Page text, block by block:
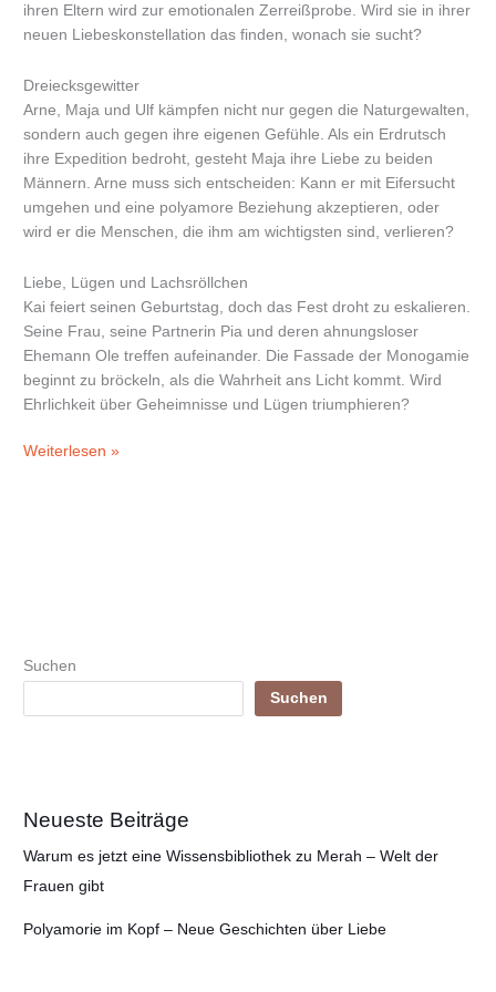
ihren Eltern wird zur emotionalen Zerreißprobe. Wird sie in ihrer
neuen Liebeskonstellation das finden, wonach sie sucht?
Dreiecksgewitter
Arne, Maja und Ulf kämpfen nicht nur gegen die Naturgewalten,
sondern auch gegen ihre eigenen Gefühle. Als ein Erdrutsch
ihre Expedition bedroht, gesteht Maja ihre Liebe zu beiden
Männern. Arne muss sich entscheiden: Kann er mit Eifersucht
umgehen und eine polyamore Beziehung akzeptieren, oder
wird er die Menschen, die ihm am wichtigsten sind, verlieren?
Liebe, Lügen und Lachsröllchen
Kai feiert seinen Geburtstag, doch das Fest droht zu eskalieren.
Seine Frau, seine Partnerin Pia und deren ahnungsloser
Ehemann Ole treffen aufeinander. Die Fassade der Monogamie
beginnt zu bröckeln, als die Wahrheit ans Licht kommt. Wird
Ehrlichkeit über Geheimnisse und Lügen triumphieren?
Weiterlesen »
Suchen
Suchen
Neueste Beiträge
Warum es jetzt eine Wissensbibliothek zu Merah – Welt der
Frauen gibt
Polyamorie im Kopf – Neue Geschichten über Liebe